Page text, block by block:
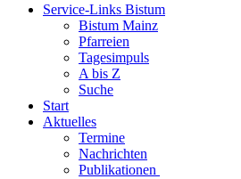
Service-Links Bistum
Bistum Mainz
Pfarreien
Tagesimpuls
A bis Z
Suche
Start
Aktuelles
Termine
Nachrichten
Publikationen